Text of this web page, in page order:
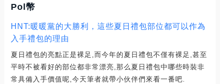
Pol幣
HNT:暖暖黨的大勝利，這些夏日禮包部位都可以作為
入手禮包的理由
夏日禮包的亮點正是裸足,而今年的夏日禮包不僅有裸足,甚至
平時不被看好的部位都非常漂亮,那么夏日禮包中哪些時裝非
常具備入手價值呢,今天筆者就帶小伙伴們來看一番吧.